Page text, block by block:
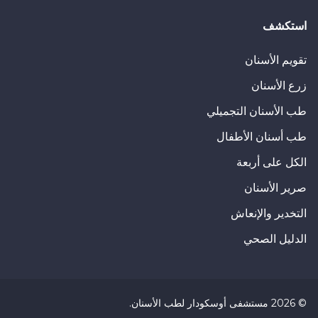
استخدام المنتجات التي يوصي بها الطبيب. بالإضافة إلى ذلك،
ويجب الحفاظ على أطقم الأسنان الاصطناعية يومياً.
استكشف
تقويم الأسنان
زرع الأسنان
طب الأسنان التجميلي
طب أسنان الأطفال
الكل على أربعة
صرير الأسنان
التخدير والإنعاش
الدليل الصحي
©
2026 مستشفى أوسكودار لطب الأسنان.